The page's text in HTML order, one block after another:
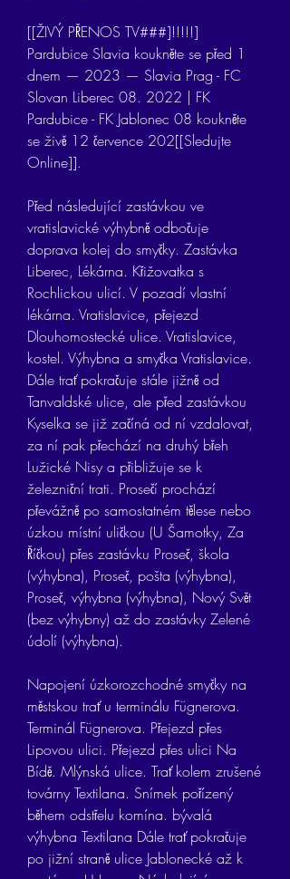
[[ŽIVÝ PŘENOS TV###]!!!!!]
Pardubice Slavia koukněte se před 1
dnem — 2023 — Slavia Prag - FC
Slovan Liberec 08. 2022 | FK
Pardubice - FK Jablonec 08 koukněte
se živě 12 července 202[[Sledujte
Online]].
Před následující zastávkou ve
vratislavické výhybně odbočuje
doprava kolej do smyčky. Zastávka
Liberec, Lékárna. Křižovatka s
Rochlickou ulicí. V pozadí vlastní
lékárna. Vratislavice, přejezd
Dlouhomostecké ulice. Vratislavice,
kostel. Výhybna a smyčka Vratislavice.
Dále trať pokračuje stále jižně od
Tanvaldské ulice, ale před zastávkou
Kyselka se již začíná od ní vzdalovat,
za ní pak přechází na druhý břeh
Lužické Nisy a přibližuje se k
železniční trati. Prosečí prochází
převážně po samostatném tělese nebo
úzkou místní uličkou (U Šamotky, Za
Říčkou) přes zastávku Proseč, škola
(výhybna), Proseč, pošta (výhybna),
Proseč, výhybna (výhybna), Nový Svět
(bez výhybny) až do zastávky Zelené
údolí (výhybna).
Napojení úzkorozchodné smyčky na
městskou trať u terminálu Fügnerova.
Terminál Fügnerova. Přejezd přes
Lipovou ulici. Přejezd přes ulici Na
Bídě. Mlýnská ulice. Trať kolem zrušené
továrny Textilana. Snímek pořízený
během odstřelu komína. bývalá
výhybna Textilana Dále trať pokračuje
po jižní straně ulice Jablonecké až k